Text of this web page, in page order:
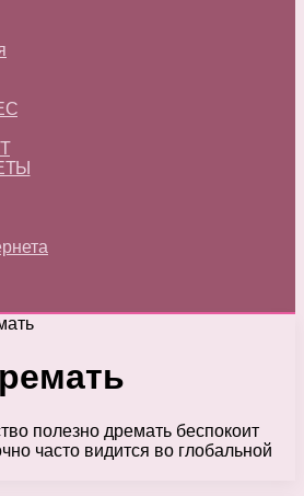
полезно дремать беспокоит
часто видится во глобальной